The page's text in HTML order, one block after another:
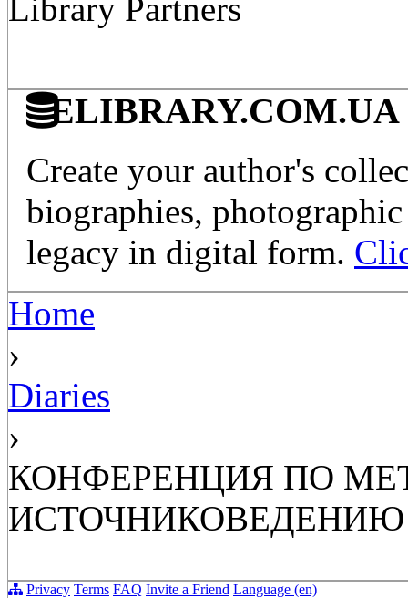
Library Partners
ELIBRARY.COM.UA
Create your author's
biographies,
legacy in digital form.
Home
›
Diaries
›
КОНФЕРЕНЦИЯ ПО
ИСТОЧНИКОВЕДЕНИЮ
Privacy Terms FAQ Invite a Friend Language (en)